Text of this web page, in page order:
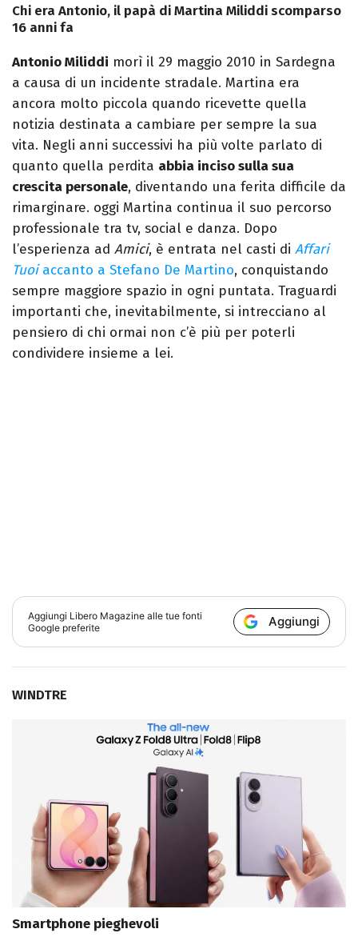
Chi era Antonio, il papà di Martina Miliddi scomparso
16 anni fa
Antonio Miliddi morì il 29 maggio 2010 in Sardegna
a causa di un incidente stradale. Martina era
ancora molto piccola quando ricevette quella
notizia destinata a cambiare per sempre la sua
vita. Negli anni successivi ha più volte parlato di
quanto quella perdita abbia inciso sulla sua
crescita personale, diventando una ferita difficile da
rimarginare. oggi Martina continua il suo percorso
professionale tra tv, social e danza. Dopo
l’esperienza ad Amici, è entrata nel casti di Affari
Tuoiaccanto a Stefano De Martino, conquistando
sempre maggiore spazio in ogni puntata. Traguardi
importanti che, inevitabilmente, si intrecciano al
pensiero di chi ormai non c’è più per poterli
condividere insieme a lei.
Aggiungi Libero Magazine alle tue fonti
Google preferite
Aggiungi
WINDTRE
Smartphone pieghevoli